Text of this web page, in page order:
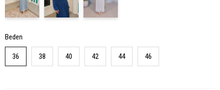
Beden
36 38 40 42 44 46